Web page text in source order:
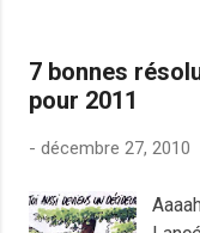
club
Alain
7 bonnes
pour 2011
- décembre 27, 2010